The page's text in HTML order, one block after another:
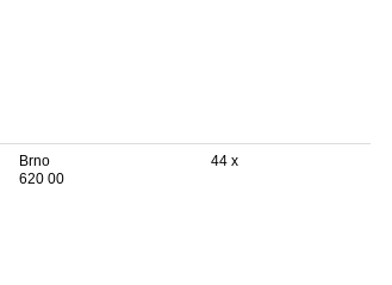
Brno
620 00
44 x